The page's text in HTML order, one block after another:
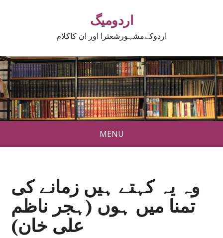
اردومیگ
اردوکےمشہورشعئرا اور ان کاکلام
MENU
وہ یہ کہتے ہیں زمانے کی
تمنا میں ہوں (ہجر ناظم
علی خان)